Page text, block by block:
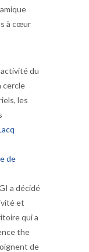
à cœur
du
cercle
les
de
a décidé
et
qui a
the
de